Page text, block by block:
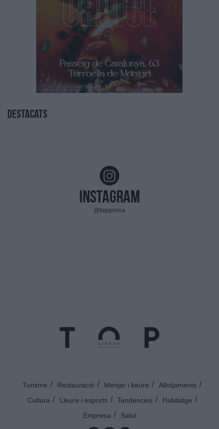
Destacats
Instagram
@topgirona
Turisme Restauració Menjar i beure
Allotjaments
Cultura
Lleure i esports Tendències
Habitatge
Empresa
Salut